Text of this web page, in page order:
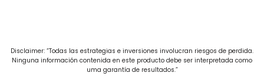
Disclaimer: “Todas las estrategias e inversiones involucran riesgos de perdida.
Ninguna información contenida en este producto debe ser interpretada como
uma garantía de resultados.”